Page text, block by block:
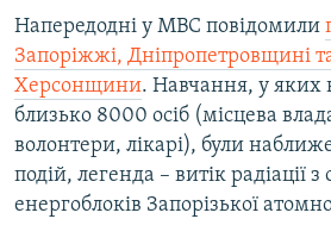
Напередодні у МВС повідомили
Запоріжжі, Дніпропетровщині
Херсонщини. Навчання, у яких
близько 8000 осіб (місцева
волонтери, лікарі), були
подій, легенда – витік радіації з
енергоблоків Запорізької